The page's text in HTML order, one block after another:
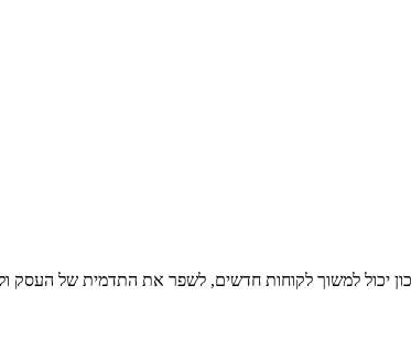
יכול למשוך לקוחות חדשים, לשפר את התדמית של העסק